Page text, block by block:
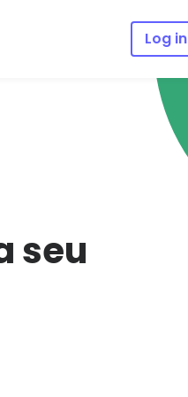
Log in
seu